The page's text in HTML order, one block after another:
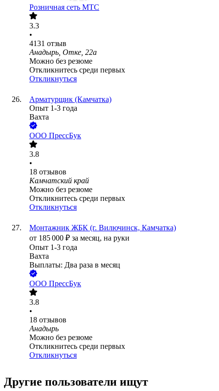
Розничная сеть МТС
3.3
•
4131 отзыв
Анадырь, Отке, 22а
Можно без резюме
Откликнитесь среди первых
Откликнуться
Арматурщик (Камчатка)
Опыт 1-3 года
Вахта
ООО ПрессБук
3.8
•
18 отзывов
Камчатский край
Можно без резюме
Откликнитесь среди первых
Откликнуться
Монтажник ЖБК (г. Вилючинск, Камчатка)
от 185 000 ₽ за месяц, на руки
Опыт 1-3 года
Вахта
Выплаты: Два раза в месяц
ООО ПрессБук
3.8
•
18 отзывов
Анадырь
Можно без резюме
Откликнитесь среди первых
Откликнуться
Другие пользователи ищут